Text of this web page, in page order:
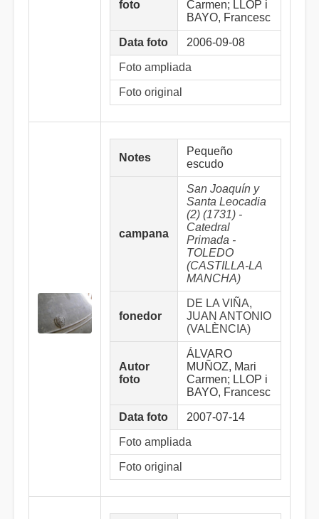
foto
Carmen; LLOP i
BAYO, Francesc
Data foto 2006-09-08
Foto ampliada
Foto original
Notes
Pequeño
escudo
campana
San Joaquín y
Santa Leocadia
(2) (1731) -
Catedral
Primada -
TOLEDO
(CASTILLA-LA
MANCHA)
fonedor
DE LA VIÑA,
JUAN ANTONIO
(VALÈNCIA)
Autor
foto
ÁLVARO
MUÑOZ, Mari
Carmen; LLOP i
BAYO, Francesc
Data foto 2007-07-14
Foto ampliada
Foto original